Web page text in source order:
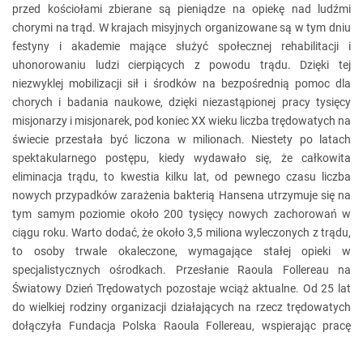
przed kościołami zbierane są pieniądze na opiekę nad ludźmi
chorymi na trąd. W krajach misyjnych organizowane są w tym dniu
festyny i akademie mające służyć społecznej rehabilitacji i
uhonorowaniu ludzi cierpiących z powodu trądu. Dzięki tej
niezwyklej mobilizacji sił i środków na bezpośrednią pomoc dla
chorych i badania naukowe, dzięki niezastąpionej pracy tysięcy
misjonarzy i misjonarek, pod koniec XX wieku liczba trędowatych na
świecie przestała być liczona w milionach. Niestety po latach
spektakularnego postępu, kiedy wydawało się, że całkowita
eliminacja trądu, to kwestia kilku lat, od pewnego czasu liczba
nowych przypadków zarażenia bakterią Hansena utrzymuje się na
tym samym poziomie około 200 tysięcy nowych zachorowań w
ciągu roku. Warto dodać, że około 3,5 miliona wyleczonych z trądu,
to osoby trwale okaleczone, wymagające stałej opieki w
specjalistycznych ośrodkach. Przesłanie Raoula Follereau na
Światowy Dzień Trędowatych pozostaje wciąż aktualne. Od 25 lat
do wielkiej rodziny organizacji działających na rzecz trędowatych
dołączyła Fundacja Polska Raoula Follereau, wspierając pracę